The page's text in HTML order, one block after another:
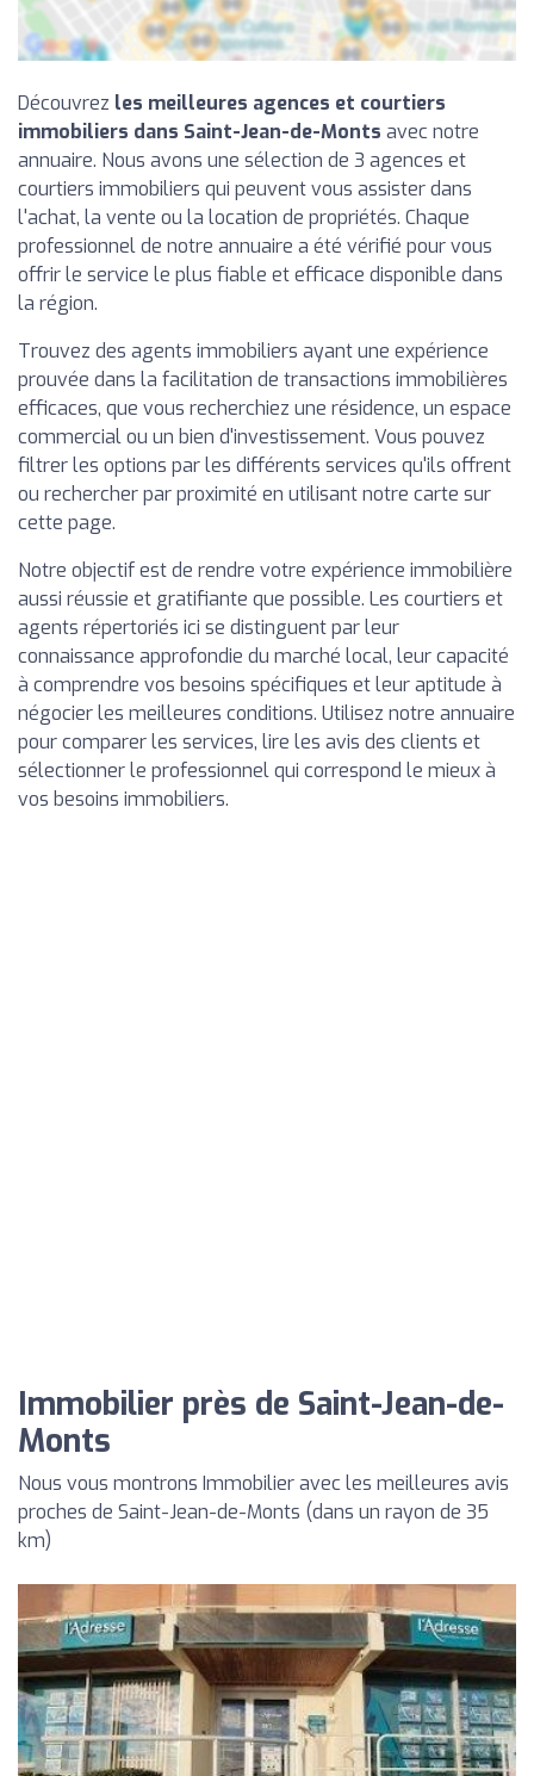
Découvrez les meilleures agences et courtiers
immobiliers dans Saint-Jean-de-Monts avec notre
annuaire. Nous avons une sélection de 3 agences et
courtiers immobiliers qui peuvent vous assister dans
l'achat, la vente ou la location de propriétés. Chaque
professionnel de notre annuaire a été vérifié pour vous
offrir le service le plus fiable et efficace disponible dans
la région.
Trouvez des agents immobiliers ayant une expérience
prouvée dans la facilitation de transactions immobilières
efficaces, que vous recherchiez une résidence, un espace
commercial ou un bien d'investissement. Vous pouvez
filtrer les options par les différents services qu'ils offrent
ou rechercher par proximité en utilisant notre carte sur
cette page.
Notre objectif est de rendre votre expérience immobilière
aussi réussie et gratifiante que possible. Les courtiers et
agents répertoriés ici se distinguent par leur
connaissance approfondie du marché local, leur capacité
à comprendre vos besoins spécifiques et leur aptitude à
négocier les meilleures conditions. Utilisez notre annuaire
pour comparer les services, lire les avis des clients et
sélectionner le professionnel qui correspond le mieux à
vos besoins immobiliers.
Immobilier près de Saint-Jean-de-
Monts
Nous vous montrons Immobilier avec les meilleures avis
proches de Saint-Jean-de-Monts (dans un rayon de 35
km)